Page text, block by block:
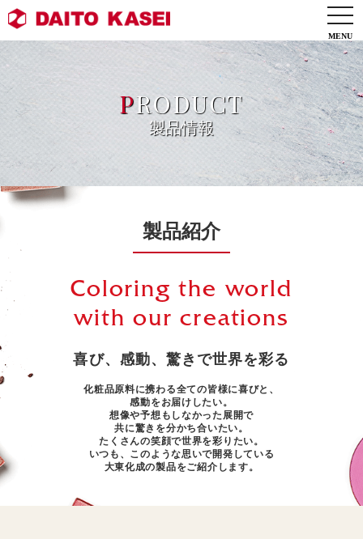
PRODUCT
製品情報
製品紹介
Coloring the world
with our creations
喜び、感動、驚きで世界を彩る
化粧品原料に携わる全ての皆様に喜びと、
感動をお届けしたい。
想像や予想もしなかった展開で
共に驚きを分かち合いたい。
たくさんの笑顔で世界を彩りたい。
いつも、このような思いで開発している
⼤東化成の製品をご紹介します。